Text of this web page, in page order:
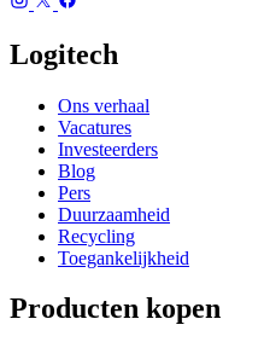
Logitech
Ons verhaal
Vacatures
Investeerders
Blog
Pers
Duurzaamheid
Recycling
Toegankelijkheid
Producten kopen